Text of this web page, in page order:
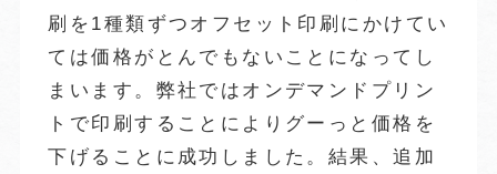
刷を1種類ずつオフセット印刷にかけてい
ては価格がとんでもないことになってし
まいます。弊社ではオンデマンドプリン
トで印刷することによりグーっと価格を
下げることに成功しました。結果、追加